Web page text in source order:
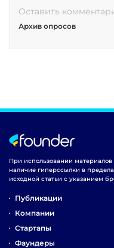
Оставить
Архив опросов
При использовании материалов
наличие гиперссылки в
исходной статьи с указанием
Публикации
Компании
Стартапы
Фаундеры